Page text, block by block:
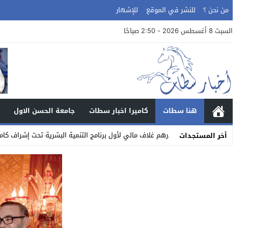
من نحن ؟ للنشر في الموقع
للإشهار
السبت 8 أغسطس 2026 - 2:50 صباحًا
هنا سطات كاميرا اخبار سطات جامعة الحسن الاول
أخر المستجدات